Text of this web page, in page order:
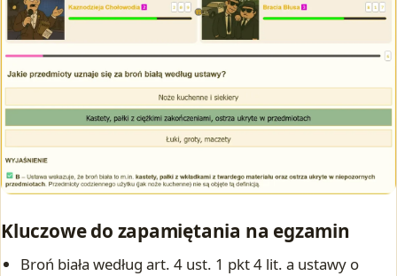
Kluczowe do zapamiętania na egzamin
Broń biała według art. 4 ust. 1 pkt 4 lit. a ustawy o